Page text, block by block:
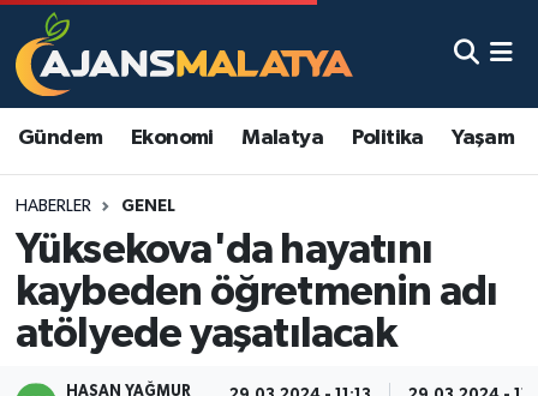
Gündem Ekonomi Malatya Politika Yaşam
HABERLER GENEL
Yüksekova'da hayatını
kaybeden öğretmenin adı
atölyede yaşatılacak
HASAN YAĞMUR
Asayiş
Eğitim
Ekonomi
Gündem
Malatya Nöbetçi Eczaneler
Malatya Namaz Vakitleri
Malatya Trafik Yoğunluk Haritası
TFF 3.Lig 2.Grup Puan Durumu ve Fikstür